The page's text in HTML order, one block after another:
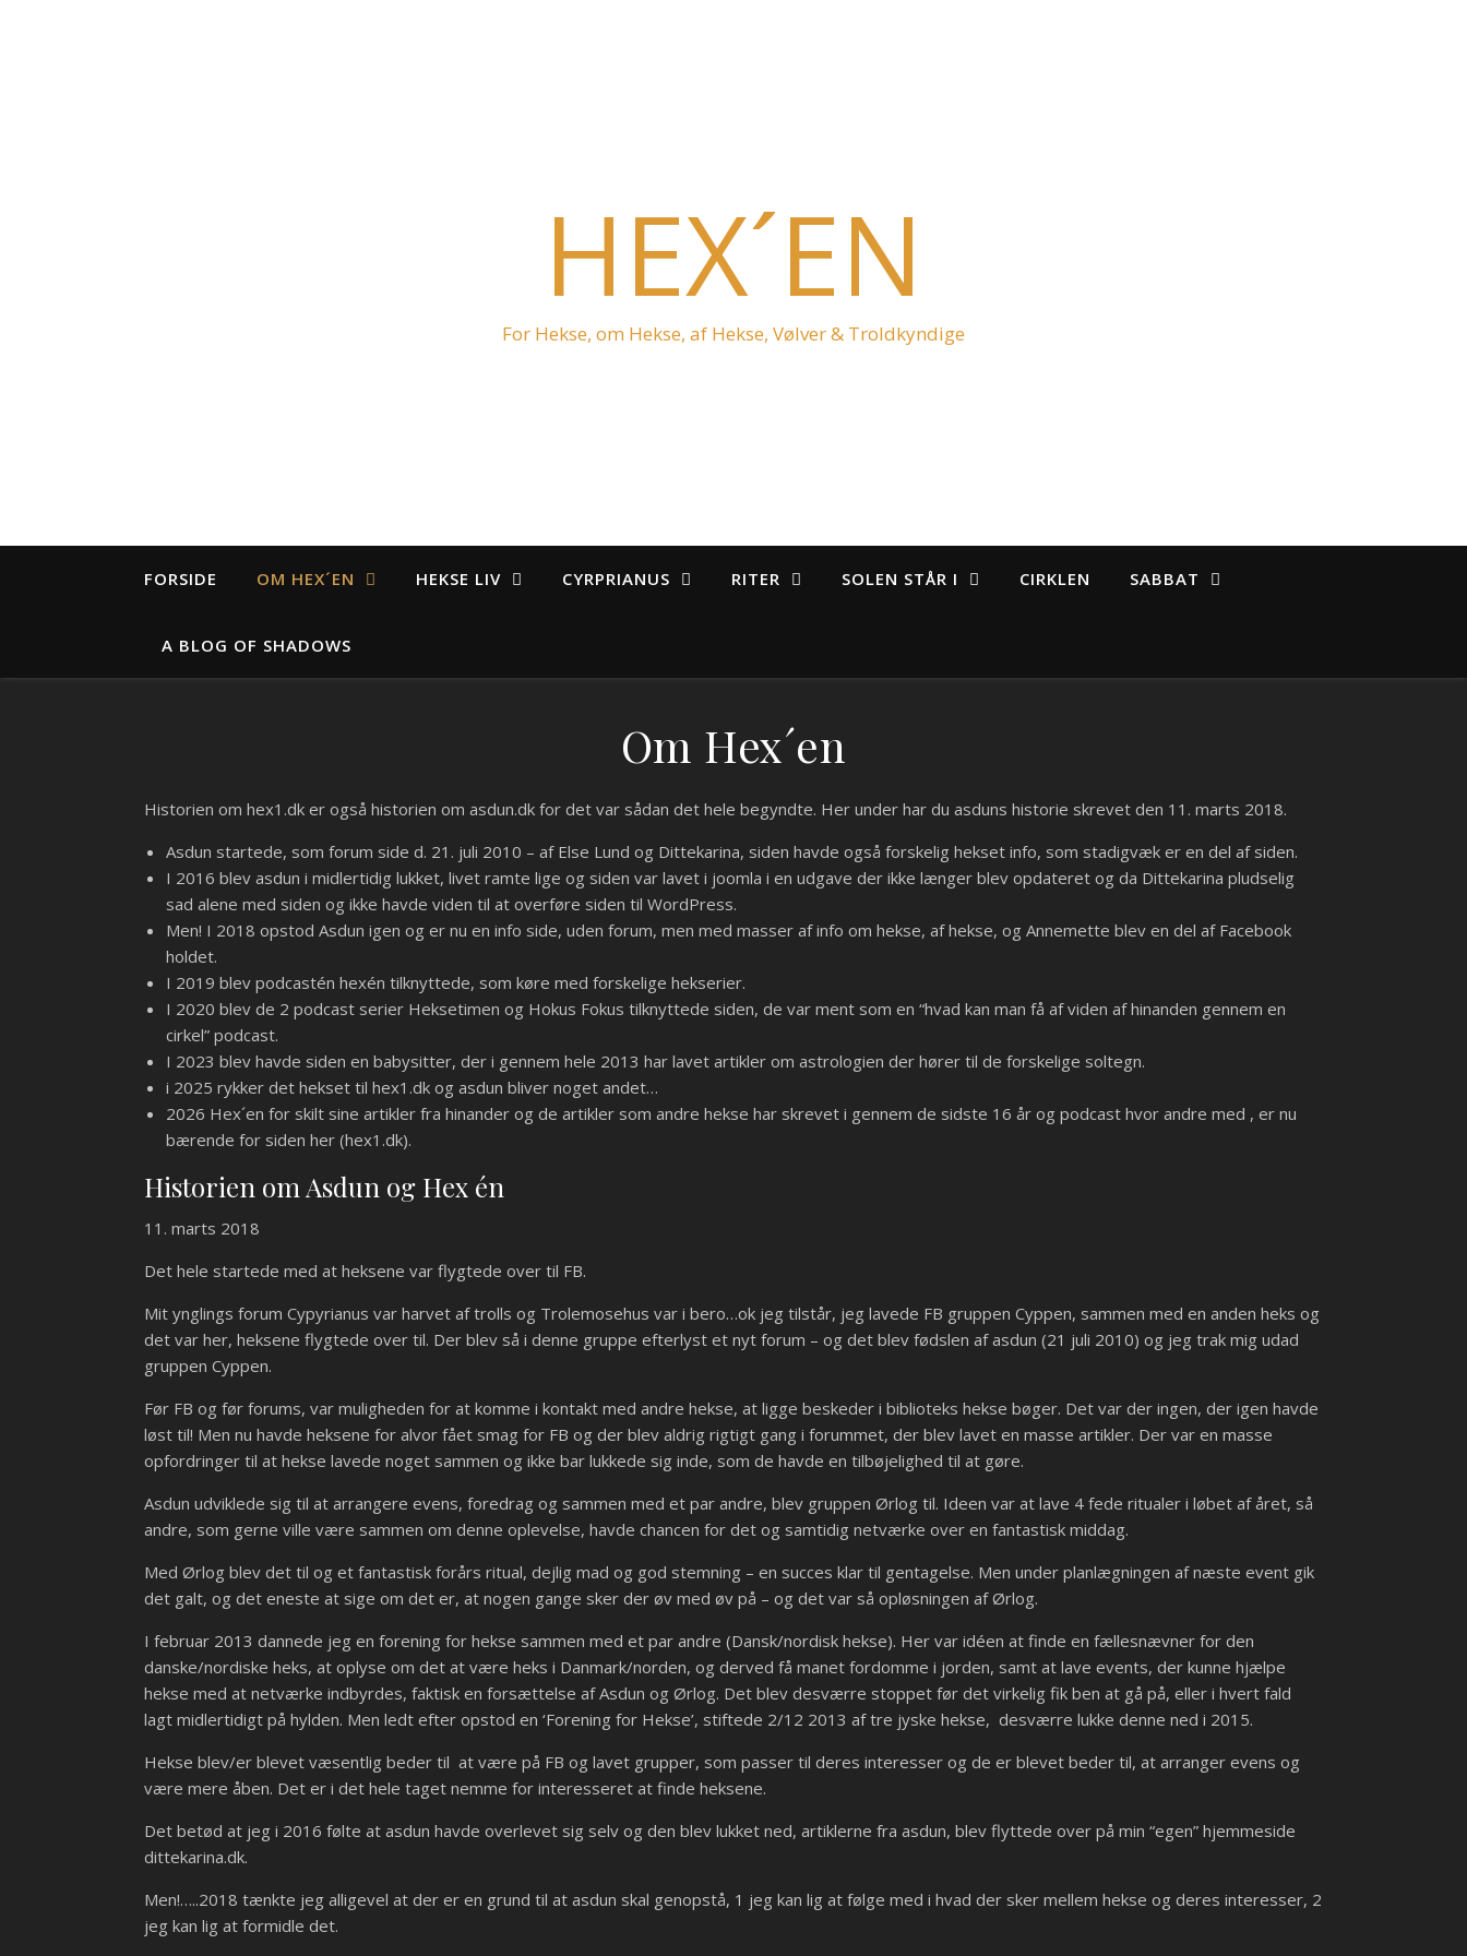
HEX´EN
For Hekse, om Hekse, af Hekse, Vølver & Troldkyndige
FORSIDE OM HEX´EN HEKSE LIV CYRPRIANUS RITER SOLEN STÅR I CIRKLEN SABBAT
A BLOG OF SHADOWS
Om Hex´en
Historien om hex1.dk er også historien om asdun.dk for det var sådan det hele begyndte. Her under har du asduns historie skrevet den 11. marts 2018.
Asdun startede, som forum side d. 21. juli 2010 – af Else Lund og Dittekarina, siden havde også forskelig hekset info, som stadigvæk er en del af siden.
I 2016 blev asdun i midlertidig lukket, livet ramte lige og siden var lavet i joomla i en udgave der ikke længer blev opdateret og da Dittekarina pludselig
sad alene med siden og ikke havde viden til at overføre siden til WordPress.
Men! I 2018 opstod Asdun igen og er nu en info side, uden forum, men med masser af info om hekse, af hekse, og Annemette blev en del af Facebook
holdet.
I 2019 blev podcastén hexén tilknyttede, som køre med forskelige hekserier.
I 2020 blev de 2 podcast serier Heksetimen og Hokus Fokus tilknyttede siden, de var ment som en “hvad kan man få af viden af hinanden gennem en
cirkel” podcast.
I 2023 blev havde siden en babysitter, der i gennem hele 2013 har lavet artikler om astrologien der hører til de forskelige soltegn.
i 2025 rykker det hekset til hex1.dk og asdun bliver noget andet…
2026 Hex´en for skilt sine artikler fra hinander og de artikler som andre hekse har skrevet i gennem de sidste 16 år og podcast hvor andre med , er nu
bærende for siden her (hex1.dk).
Historien om Asdun og Hex én
11. marts 2018
Det hele startede med at heksene var flygtede over til FB.
Mit ynglings forum Cypyrianus var harvet af trolls og Trolemosehus var i bero…ok jeg tilstår, jeg lavede FB gruppen Cyppen, sammen med en anden heks og
det var her, heksene flygtede over til. Der blev så i denne gruppe efterlyst et nyt forum – og det blev fødslen af asdun (21 juli 2010) og jeg trak mig udad
gruppen Cyppen.
Før FB og før forums, var muligheden for at komme i kontakt med andre hekse, at ligge beskeder i biblioteks hekse bøger. Det var der ingen, der igen havde
løst til! Men nu havde heksene for alvor fået smag for FB og der blev aldrig rigtigt gang i forummet, der blev lavet en masse artikler. Der var en masse
opfordringer til at hekse lavede noget sammen og ikke bar lukkede sig inde, som de havde en tilbøjelighed til at gøre.
Asdun udviklede sig til at arrangere evens, foredrag og sammen med et par andre, blev gruppen Ørlog til. Ideen var at lave 4 fede ritualer i løbet af året, så
andre, som gerne ville være sammen om denne oplevelse, havde chancen for det og samtidig netværke over en fantastisk middag.
Med Ørlog blev det til og et fantastisk forårs ritual, dejlig mad og god stemning – en succes klar til gentagelse. Men under planlægningen af næste event gik
det galt, og det eneste at sige om det er, at nogen gange sker der øv med øv på – og det var så opløsningen af Ørlog.
I februar 2013 dannede jeg en forening for hekse sammen med et par andre (Dansk/nordisk hekse). Her var idéen at finde en fællesnævner for den
danske/nordiske heks, at oplyse om det at være heks i Danmark/norden, og derved få manet fordomme i jorden, samt at lave events, der kunne hjælpe
hekse med at netværke indbyrdes, faktisk en forsættelse af Asdun og Ørlog. Det blev desværre stoppet før det virkelig fik ben at gå på, eller i hvert fald
lagt midlertidigt på hylden. Men ledt efter opstod en ‘Forening for Hekse’, stiftede 2/12 2013 af tre jyske hekse, desværre lukke denne ned i 2015.
Hekse blev/er blevet væsentlig beder til at være på FB og lavet grupper, som passer til deres interesser og de er blevet beder til, at arranger evens og
være mere åben. Det er i det hele taget nemme for interesseret at finde heksene.
Det betød at jeg i 2016 følte at asdun havde overlevet sig selv og den blev lukket ned, artiklerne fra asdun, blev flyttede over på min “egen” hjemmeside
dittekarina.dk.
Men!…..2018 tænkte jeg alligevel at der er en grund til at asdun skal genopstå, 1 jeg kan lig at følge med i hvad der sker mellem hekse og deres interesser, 2
jeg kan lig at formidle det.